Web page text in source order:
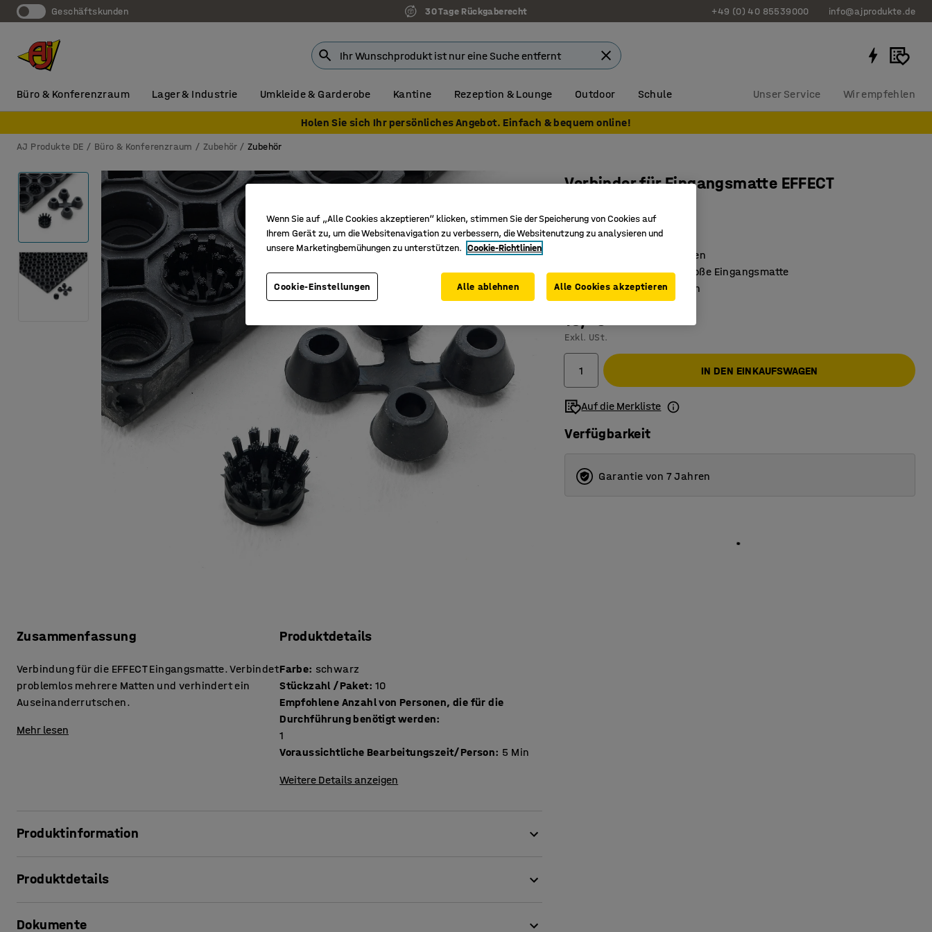
Geschäftskunden 30 Tage Rückgaberecht +49 (0) 40 85539000 info@ajprodukte.de
Büro & Konferenzraum Lager & Industrie Umkleide & Garderobe Kantine Rezeption & Lounge Outdoor Schule Unser Service Wir empfehlen
Holen Sie sich Ihr persönliches Angebot. Einfach & bequem online!
AJ Produkte DE Büro & Konferenzraum Zubehör Zubehör
Zusammenfassung
Verbindung für die EFFECT Eingangsmatte. Verbindet
problemlos mehrere Matten und verhindert ein
Auseinanderrutschen.
Mehr lesen
Produktdetails
Farbe: schwarz
Stückzahl /Paket: 10
Empfohlene Anzahl von Personen, die für die
Durchführung benötigt werden:
1
Voraussichtliche Bearbeitungszeit/Person: 5 Min
Weitere Details anzeigen
Produktinformation
gebraucht wird, da sie es ermöglicht, zwei oder vier Matten zu verbinden. Sie hält die Matten
Produktdetails
Stückzahl /Paket
Dokumente
Verbinder für Eingangsmatte EFFECT
Art. Nr. 20805
Zum Verbinden von Matten
Schaffe eine einzelne große Eingangsmatte
Verbindung mit 4 Noppen
19,- €
Exkl. USt.
IN DEN EINKAUFSWAGEN
Auf die Merkliste
Verfügbarkeit
Garantie von 7 Jahren
Wenn Sie auf „Alle Cookies akzeptieren“ klicken, stimmen Sie der Speicherung von Cookies auf
Ihrem Gerät zu, um die Websitenavigation zu verbessern, die Websitenutzung zu analysieren und
unsere Marketingbemühungen zu unterstützen. Cookie-Richtlinien
Cookie-Einstellungen Alle ablehnen Alle Cookies akzeptieren